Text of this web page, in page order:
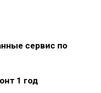
сервис по
1 год